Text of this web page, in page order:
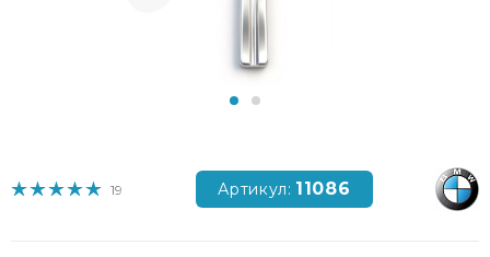
19 Артикул: 11086